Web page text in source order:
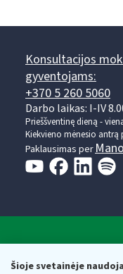
Šioje svetainėje
Konsultacijos
gyventojams:
+370 5 260 5060
Darbo laikas: I-IV
Prieššventinę dieną -
Kiekvieno mėnesio antrą
Paklausimas per
Valstybinė
Respublikos